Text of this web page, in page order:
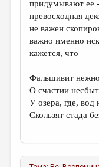
придумывают ее -
превосходная
не важен
важно именно
кажется, что
Фальшивит
О счастии
У озера, где, вод
Скользят стада